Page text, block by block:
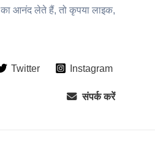
का आनंद लेते हैं, तो कृपया लाइक,
Twitter Instagram
संपर्क करें